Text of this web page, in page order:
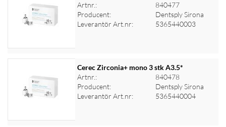
Logga in för priser
Artnr.:
840477
Producent:
Dentsply Sirona
Leverantör Art.nr:
5365440003
Logga in för priser
Cerec Zirconia+ mono 3 stk A3.5*
Artnr.:
840478
Producent:
Dentsply Sirona
Leverantör Art.nr:
5365440004